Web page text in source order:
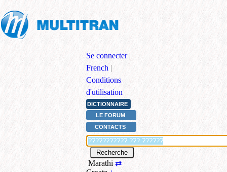
Se connecter |
French |
Conditions
d'utilisation
DICTIONNAIRE
LE FORUM
CONTACTS
Marathi ⇄